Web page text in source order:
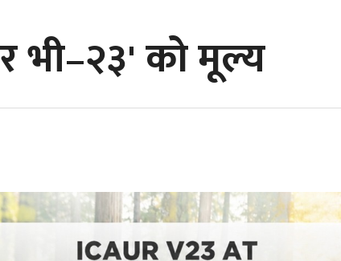
भी–२३' को मूल्य